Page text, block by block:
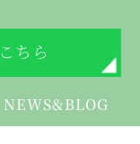
ちら
NEWS&BLOG